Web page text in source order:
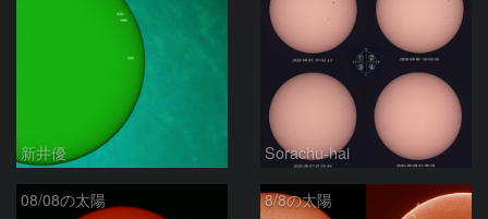
新井優 Sorachu-hai
08/08の太陽 8/8の太陽